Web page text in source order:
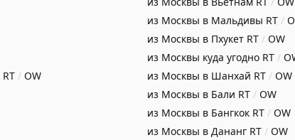
из Москвы в Мальдивы RT /
из Москвы в Пхукет RT / OW
из Москвы куда угодно RT /
RT / OW из Москвы в Шанхай RT / OW
из Москвы в Бали RT / OW
из Москвы в Бангкок RT / OW
из Москвы в Дананг RT / OW